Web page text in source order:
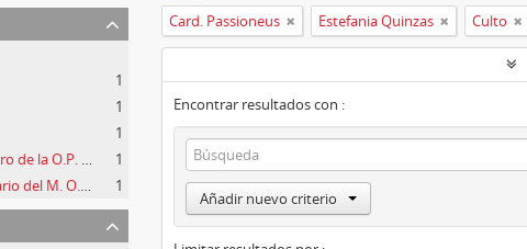
1
1
1
Ripoll, Tomás,O.P., Maestro de la O.P. (1725 -1747)
1
Muñoz, José, O.P., secretario del M. O. P. Fr. Ripoll
1
Card. Passioneus Estefania Quinzas Culto
Encontrar resultados con :
Añadir nuevo criterio